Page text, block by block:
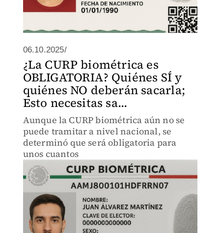
06.10.2025/
¿La CURP biométrica es
OBLIGATORIA? Quiénes SÍ y
quiénes NO deberán sacarla;
Esto necesitas sa...
Aunque la CURP biométrica aún no se
puede tramitar a nivel nacional, se
determinó que será obligatoria para
unos cuantos